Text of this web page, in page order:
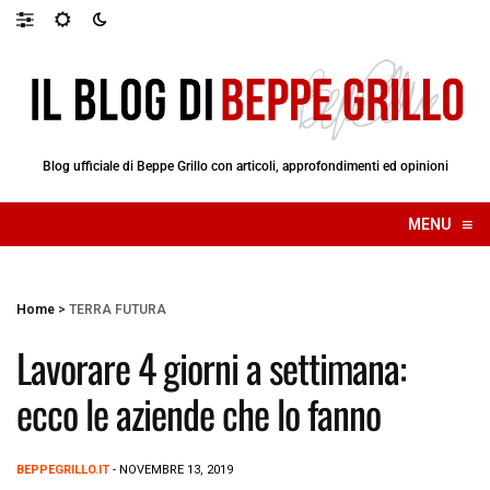
Blog ufficiale di Beppe Grillo con articoli, approfondimenti ed opinioni
MENU ≡
☰
Home > TERRA FUTURA
Lavorare 4 giorni a settimana:
ecco le aziende che lo fanno
BEPPEGRILLO.IT - NOVEMBRE 13, 2019